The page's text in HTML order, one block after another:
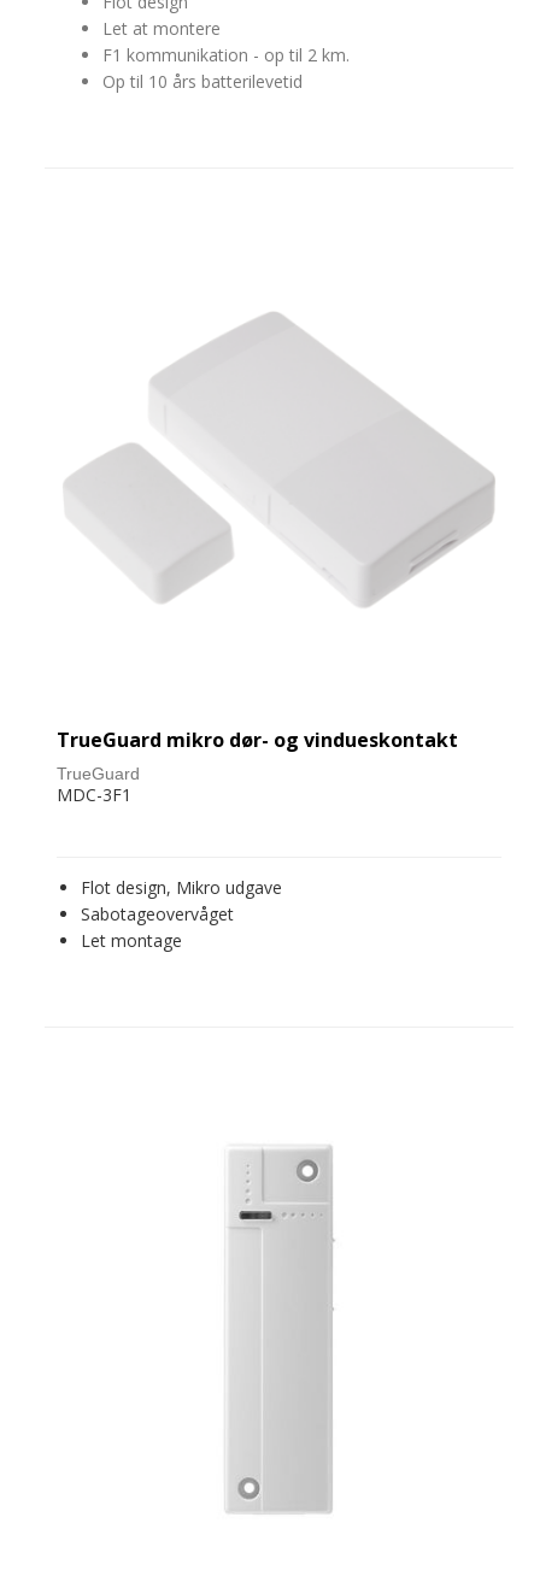
Let at montere
F1 kommunikation - op til 2 km.
Op til 10 års batterilevetid
TrueGuard mikro dør- og vindueskontakt
TrueGuard
MDC-3F1
Flot design, Mikro udgave
Sabotageovervåget
Let montage